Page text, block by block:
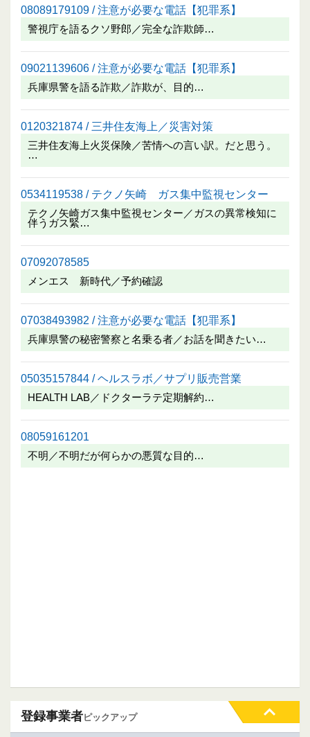
08089179109 / 注意が必要な電話【犯罪系】
警視庁を語るクソ野郎／完全な詐欺師…
09021139606 / 注意が必要な電話【犯罪系】
兵庫県警を語る詐欺／詐欺が、目的…
0120321874 / 三井住友海上／災害対策
三井住友海上火災保険／苦情への言い訳。だと思う。
…
0534119538 / テクノ矢崎 ガス集中監視センター
テクノ矢崎ガス集中監視センター／ガスの異常検知に
伴うガス緊…
07092078585
メンエス 新時代／予約確認
07038493982 / 注意が必要な電話【犯罪系】
兵庫県警の秘密警察と名乗る者／お話を聞きたい…
05035157844 / ヘルスラボ／サプリ販売営業
HEALTH LAB／ドクターラテ定期解約…
08059161201
不明／不明だが何らかの悪質な目的…
登録事業者ピックアップ